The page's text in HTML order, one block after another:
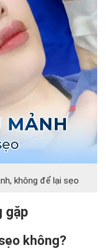
không để lại sẹo
gặp
không?